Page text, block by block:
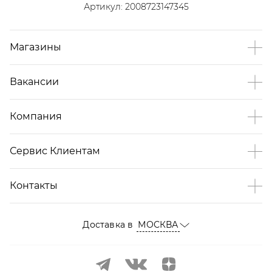
Артикул: 2008723147345
Магазины
Вакансии
Компания
Сервис Клиентам
Контакты
Доставка в МОСКВА